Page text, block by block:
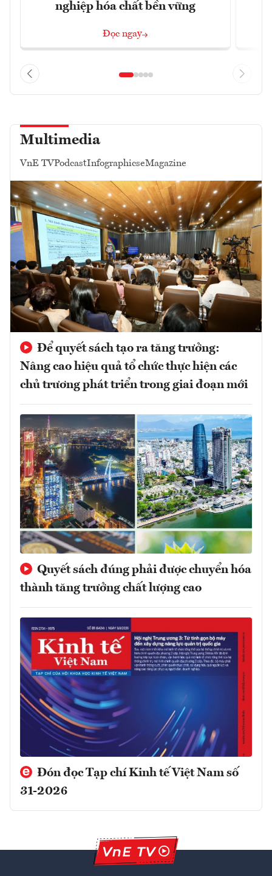
nghiệp hóa chất bền vững
Đọc ngay
Multimedia
VnE TVPodcastInfographicseMagazine
Để quyết sách tạo ra tăng trưởng:
Nâng cao hiệu quả tổ chức thực hiện các
chủ trương phát triển trong giai đoạn mới
Quyết sách đúng phải được chuyển hóa
thành tăng trưởng chất lượng cao
Đón đọc Tạp chí Kinh tế Việt Nam số
31-2026